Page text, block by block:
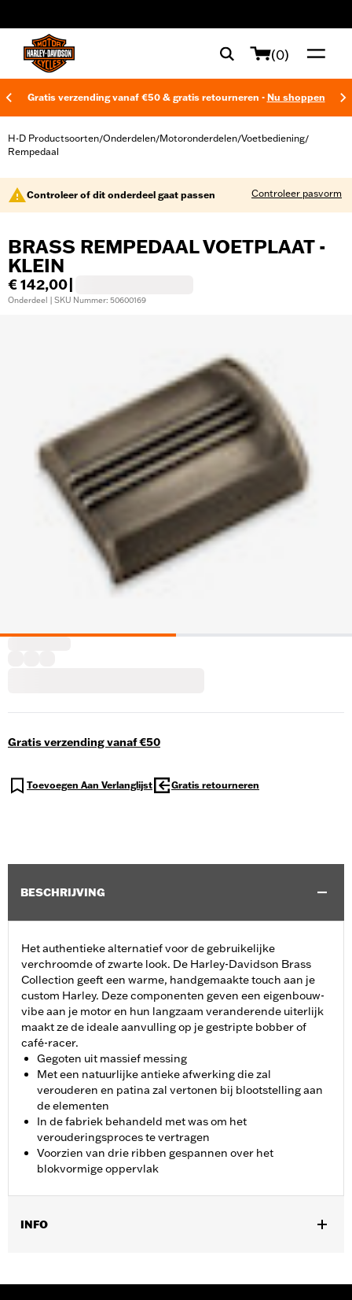
(0)
Gratis verzending vanaf €50 & gratis retourneren - Nu shoppen
H-D Productsoorten/Onderdelen/Motoronderdelen/Voetbediening/
Rempedaal
Controleer of dit onderdeel gaat passen Controleer pasvorm
BRASS REMPEDAAL VOETPLAAT -
KLEIN
€ 142,00
Onderdeel | SKU Nummer: 50600169
Gratis verzending vanaf €50
Toevoegen Aan Verlanglijst Gratis retourneren
BESCHRIJVING
Het authentieke alternatief voor de gebruikelijke
verchroomde of zwarte look. De Harley-Davidson Brass
Collection geeft een warme, handgemaakte touch aan je
custom Harley. Deze componenten geven een eigenbouw-
vibe aan je motor en hun langzaam veranderende uiterlijk
maakt ze de ideale aanvulling op je gestripte bobber of
café-racer.
Gegoten uit massief messing
Met een natuurlijke antieke afwerking die zal
verouderen en patina zal vertonen bij blootstelling aan
de elementen
In de fabriek behandeld met was om het
verouderingsproces te vertragen
Voorzien van drie ribben gespannen over het
blokvormige oppervlak
INFO